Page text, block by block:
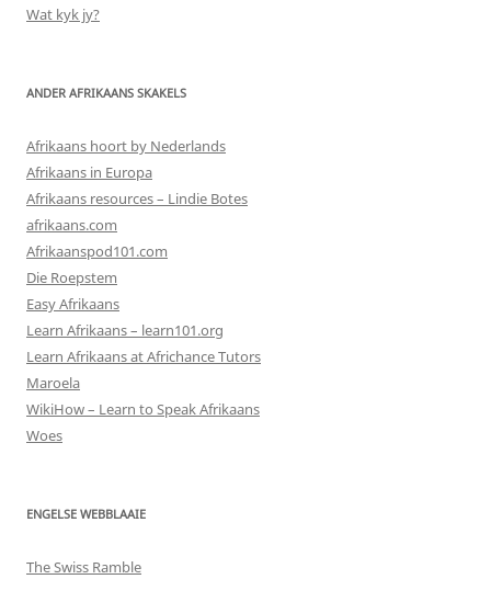
Wat kyk jy?
ANDER AFRIKAANS SKAKELS
Afrikaans hoort by Nederlands
Afrikaans in Europa
Afrikaans resources – Lindie Botes
afrikaans.com
Afrikaanspod101.com
Die Roepstem
Easy Afrikaans
Learn Afrikaans – learn101.org
Learn Afrikaans at Africhance Tutors
Maroela
WikiHow – Learn to Speak Afrikaans
Woes
ENGELSE WEBBLAAIE
The Swiss Ramble